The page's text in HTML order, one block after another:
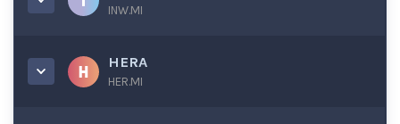
INW.MI
HERA
HER.MI